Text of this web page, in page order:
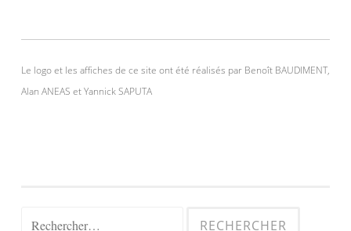
Le logo et les affiches de ce site ont été réalisés par Benoît BAUDIMENT,
Alan ANEAS et Yannick SAPUTA
Rechercher :